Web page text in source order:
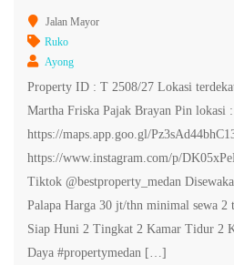
Jalan Mayor
Ruko
Ayong
Property ID : T 2508/27 Lokasi
Martha Friska Pajak Brayan Pin lokasi :
https://maps.app.goo.gl/
https://www.instagram.com/p/
Tiktok @bestproperty_medan
Palapa Harga 30 jt/thn minimal sewa
Siap Huni 2 Tingkat 2 Kamar Tidur 2
Daya #propertymedan […]